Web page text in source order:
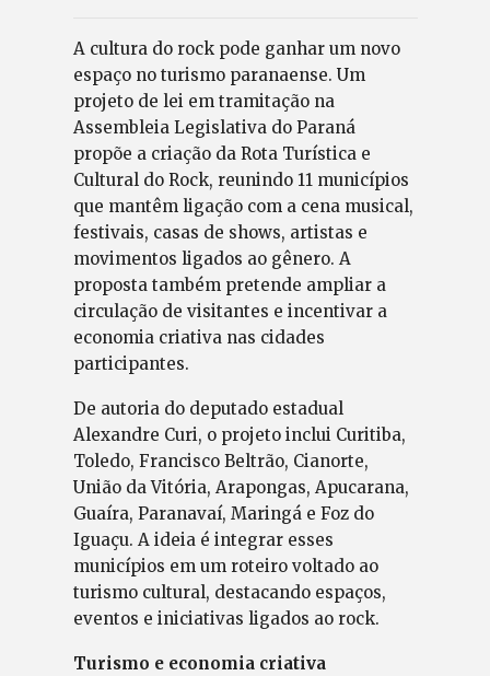
A cultura do rock pode ganhar um novo
espaço no turismo paranaense. Um
projeto de lei em tramitação na
Assembleia Legislativa do Paraná
propõe a criação da Rota Turística e
Cultural do Rock, reunindo 11 municípios
que mantêm ligação com a cena musical,
festivais, casas de shows, artistas e
movimentos ligados ao gênero. A
proposta também pretende ampliar a
circulação de visitantes e incentivar a
economia criativa nas cidades
participantes.
De autoria do deputado estadual
Alexandre Curi, o projeto inclui Curitiba,
Toledo, Francisco Beltrão, Cianorte,
União da Vitória, Arapongas, Apucarana,
Guaíra, Paranavaí, Maringá e Foz do
Iguaçu. A ideia é integrar esses
municípios em um roteiro voltado ao
turismo cultural, destacando espaços,
eventos e iniciativas ligados ao rock.
Turismo e economia criativa